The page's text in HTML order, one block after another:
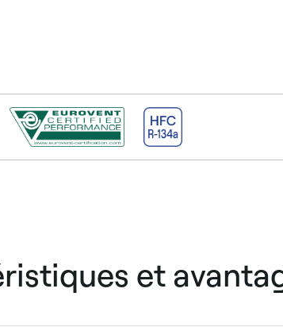
et